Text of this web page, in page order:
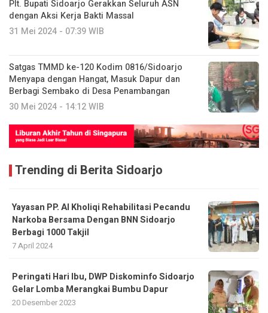
Plt. Bupati Sidoarjo Gerakkan Seluruh ASN
dengan Aksi Kerja Bakti Massal
31 Mei 2024 - 07:39 WIB
Satgas TMMD ke-120 Kodim 0816/Sidoarjo
Menyapa dengan Hangat, Masuk Dapur dan
Berbagi Sembako di Desa Penambangan
30 Mei 2024 - 14:12 WIB
Trending di Berita Sidoarjo
Yayasan PP. Al Kholiqi Rehabilitasi Pecandu
Narkoba Bersama Dengan BNN Sidoarjo
Berbagi 1000 Takjil
7 April 2024
Peringati Hari Ibu, DWP Diskominfo Sidoarjo
Gelar Lomba Merangkai Bumbu Dapur
20 Desember 2023